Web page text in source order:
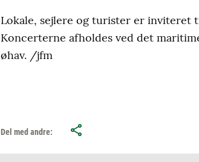
Lokale, sejlere og turister er inviteret
Koncerterne afholdes ved det
øhav. /jfm
Del med andre: